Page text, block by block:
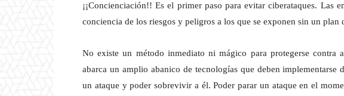
¡¡Concienciación!! Es el primer paso para evitar ciberataques. Las
conciencia de los riesgos y peligros a los que se exponen sin un plan
No existe un método inmediato ni mágico para protegerse contra
abarca un amplio abanico de tecnologías que deben implementarse
un ataque y poder sobrevivir a él. Poder parar un ataque en el